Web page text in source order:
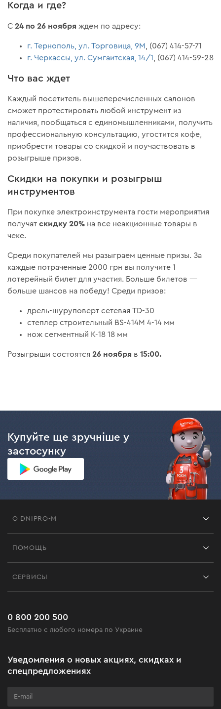
Когда и где?
С24 по 26 ноябряждем по адресу:
г. Тернополь, ул. Торговица, 9М
, (067) 414-57-71
г. Черкассы, ул. Сумгаитская, 14/1
, (067) 414-59-28
Что вас ждет
Каждый посетитель вышеперечисленных салонов
сможет протестировать любой инструмент из
наличия, пообщаться с единомышленниками, получить
профессиональную консультацию, угостится кофе,
приобрести товары со скидкой и поучаствовать в
розыгрыше призов.
Скидки на покупки и розыгрыш
инструментов
При покупке электроинструмента гости мероприятия
получатскидку 20% на все неакционные товары в
чеке.
Среди покупателей мы разыграем ценные призы. За
каждые потраченные 2000 грн вы получите 1
лотерейный билет для участия. Больше билетов —
больше шансов на победу! Среди призов:
дрель-шуруповерт сетевая TD-30
степлер строительный BS-414М 4-14 мм
нож сегментный К-18 18 мм
Розыгрыши состоятся26 ноября в15:00.
Купуйте ще зручніше у
застосунку
О DNIPRO-M
Черная пятница
Клуб мастерства
ПОМОЩЬ
Часто задаваемые вопросы
СЕРВИСЫ
0 800 200 500
Бесплатно с любого номера по Украине
Уведомления о новых акциях, скидках и
спецпредложениях